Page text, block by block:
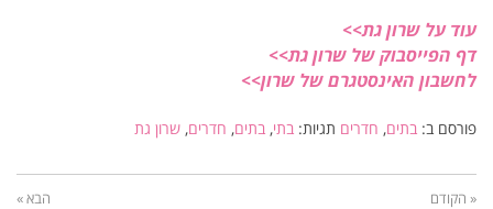
עוד על שרון גת>>
דף הפייסבוק של שרון גת>>
לחשבון האינסטגרם של שרון>>
פורסם ב: בתים, חדרים תגיות: בתי, בתים, חדרים, שרון גת
« הקודם הבא »